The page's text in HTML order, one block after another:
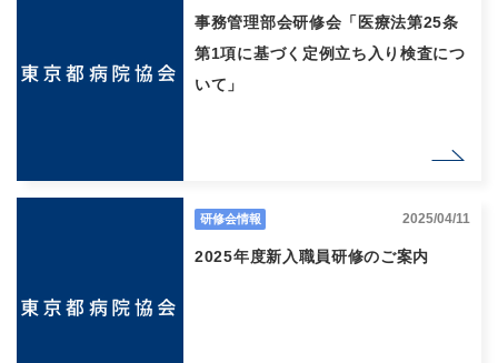
事務管理部会研修会「医療法第25条
第1項に基づく定例立ち入り検査につ
いて」
研修会情報 2025/04/11
2025年度新入職員研修のご案内